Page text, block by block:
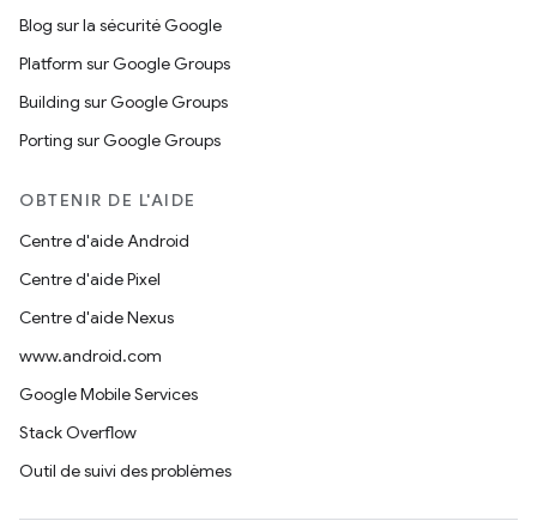
Blog sur la sécurité Google
Platform sur Google Groups
Building sur Google Groups
Porting sur Google Groups
OBTENIR DE L'AIDE
Centre d'aide Android
Centre d'aide Pixel
Centre d'aide Nexus
www.android.com
Google Mobile Services
Stack Overflow
Outil de suivi des problèmes